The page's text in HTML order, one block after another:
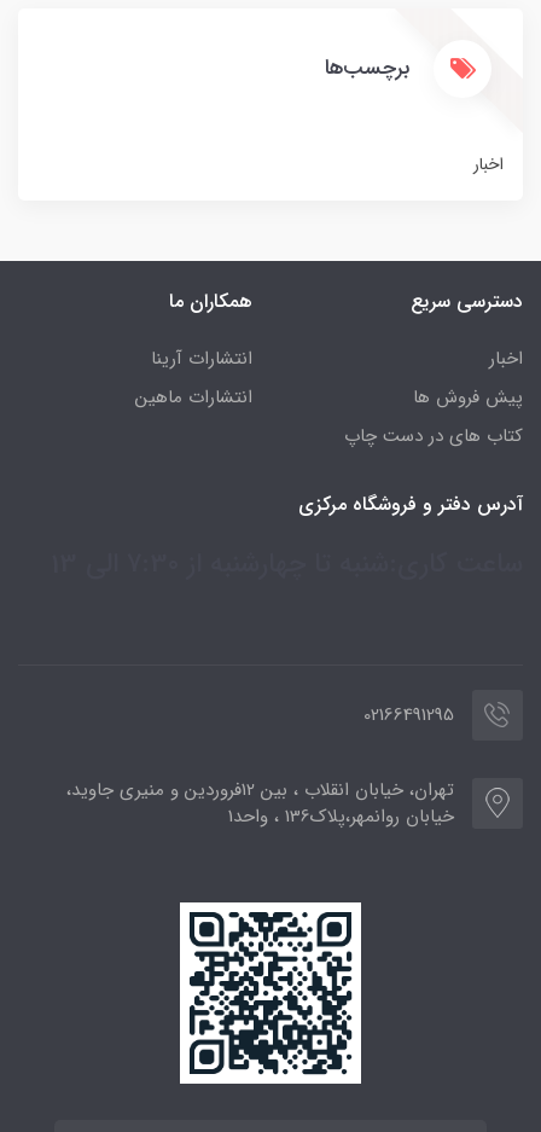
برچسب‌ها
اخبار
دسترسی سریع
اخبار
پیش فروش ها
کتاب های در دست چاپ
همکاران ما
انتشارات آرینا
انتشارات ماهین
آدرس دفتر و فروشگاه مرکزی
02166491295
تهران، خیابان انقلاب ، بین 12فروردین و منیری جاوید،
خیابان روانمهر،پلاک136 ، واحد1